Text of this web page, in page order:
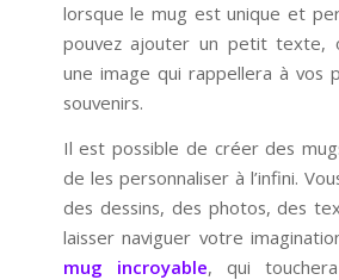
lorsque le mug est unique et
pouvez ajouter un petit texte,
une image qui rappellera à vos
souvenirs.
Il est possible de créer des
de les personnaliser à l’infini.
des dessins, des photos, des
laisser naviguer votre
mug incroyable, qui